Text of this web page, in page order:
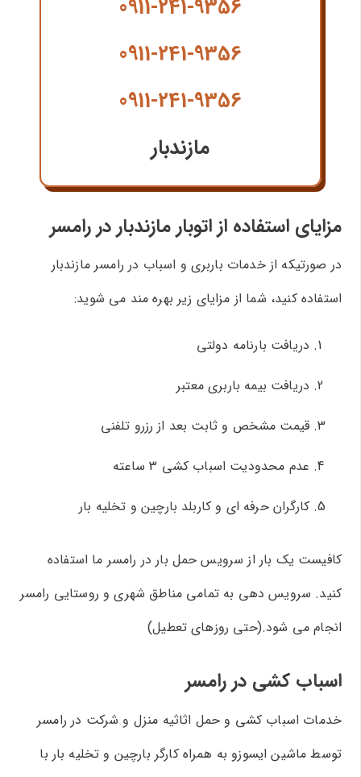
0911-241-9356
0911-241-9356
0911-241-9356
مازندبار
مزایای استفاده از اتوبار مازندبار در رامسر
در صورتیکه از خدمات باربری و اسباب در رامسر مازندبار
استفاده کنید، شما از مزایای زیر بهره مند می شوید:
دریافت بارنامه دولتی
دریافت بیمه باربری معتبر
قیمت مشخص و ثابت بعد از رزرو تلفنی
عدم محدودیت اسباب کشی 3 ساعته
کارگران حرفه ای و کاربلد بارچین و تخلیه بار
کافیست یک بار از سرویس حمل بار در رامسر ما استفاده
کنید. سرویس دهی به تمامی مناطق شهری و روستایی رامسر
انجام می شود.(حتی روزهای تعطیل)
اسباب کشی در رامسر
خدمات اسباب کشی و حمل اثاثیه منزل و شرکت در رامسر
توسط ماشین ایسوزو به همراه کارگر بارچین و تخلیه بار با